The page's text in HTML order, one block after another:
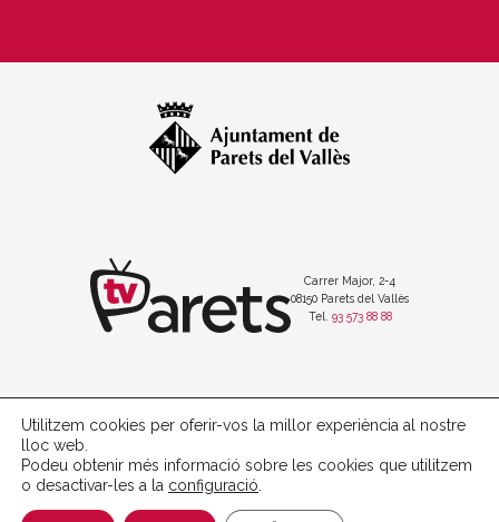
Carrer Major, 2-4
08150 Parets del Vallès
Tel. 93 573 88 88
Política de protecció de dades
Política de cookies
Utilitzem cookies per oferir-vos la millor experiència al nostre
lloc web.
Podeu obtenir més informació sobre les cookies que utilitzem
o desactivar-les a la configuració